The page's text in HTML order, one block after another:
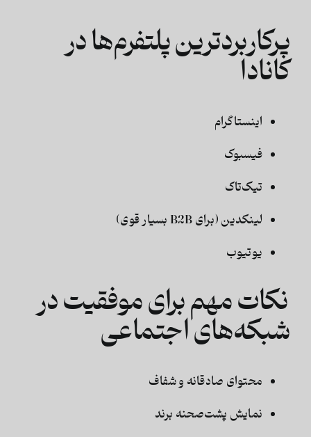
پرکاربردترین پلتفرم‌ها در
کانادا
اینستاگرام
فیسبوک
تیک‌تاک
لینکدین (برای B2B بسیار قوی)
یوتیوب
نکات مهم برای موفقیت در
شبکه‌های اجتماعی
محتوای صادقانه و شفاف
نمایش پشت‌صحنه برند